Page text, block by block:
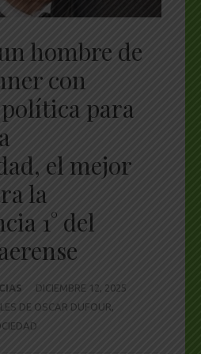
hombre de
con
para
el mejor
la
1° del
DICIEMBRE 12, 2025
DE OSCAR DUFOUR,